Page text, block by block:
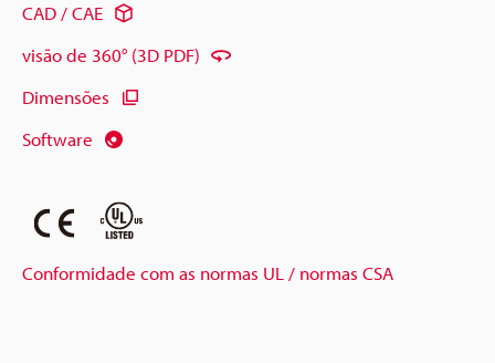
CAD / CAE
visão de 360° (3D PDF)
Dimensões
Software
Conformidade com as normas UL / normas CSA